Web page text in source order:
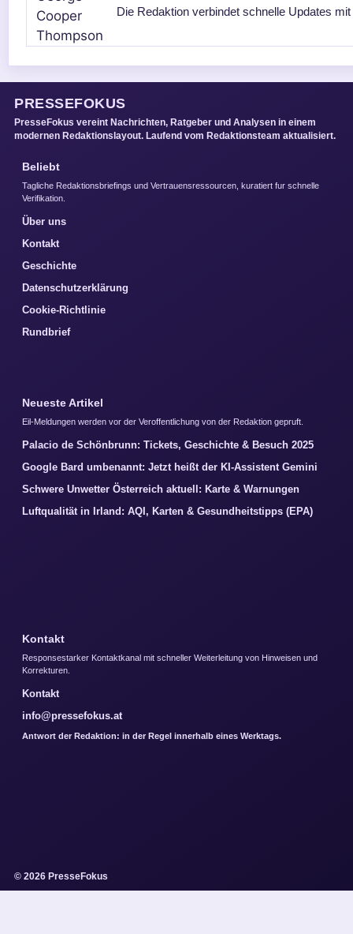
Die Redaktion verbindet schnelle Updates
PRESSEFOKUS
PresseFokus vereint Nachrichten, Ratgeber und Analysen in einem
modernen Redaktionslayout. Laufend vom Redaktionsteam aktualisiert.
Beliebt
Tagliche Redaktionsbriefings und Vertrauensressourcen, kuratiert fur schnelle
Verifikation.
Über uns
Kontakt
Geschichte
Datenschutzerklärung
Cookie-Richtlinie
Rundbrief
Neueste Artikel
Eil-Meldungen werden vor der Veroffentlichung von der Redaktion gepruft.
Palacio de Schönbrunn: Tickets, Geschichte & Besuch 2025
Google Bard umbenannt: Jetzt heißt der KI-Assistent Gemini
Schwere Unwetter Österreich aktuell: Karte & Warnungen
Luftqualität in Irland: AQI, Karten & Gesundheitstipps (EPA)
Kontakt
Responsestarker Kontaktkanal mit schneller Weiterleitung von Hinweisen und
Korrekturen.
Kontakt
info@pressefokus.at
Antwort der Redaktion: in der Regel innerhalb eines Werktags.
© 2026 PresseFokus